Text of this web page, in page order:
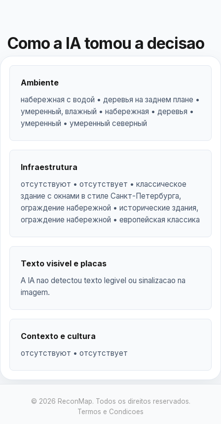
Como a IA tomou a decisao
Ambiente
набережная с водой • деревья на заднем плане •
умеренный, влажный • набережная • деревья •
умеренный • умеренный северный
Infraestrutura
отсутствуют • отсутствует • классическое
здание с окнами в стиле Санкт-Петербурга,
ограждение набережной • исторические здания,
ограждение набережной • европейская классика
Texto visivel e placas
A IA nao detectou texto legivel ou sinalizacao na
imagem.
Contexto e cultura
отсутствуют • отсутствует
© 2026 ReconMap. Todos os direitos reservados.
Termos e Condicoes